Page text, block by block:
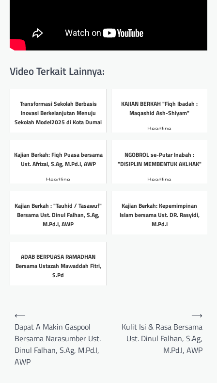
Video Terkait Lainnya:
Transformasi Sekolah Berbasis
Inovasi Berkelanjutan Menuju
Sekolah Model2025 di Kota Dumai
KAJIAN BERKAH "Fiqh Ibadah :
Maqashid Ash-Shiyam"
Headline
Kajian Berkah: Fiqh Puasa bersama
Ust. Afrizal, S.Ag, M.Pd.I, AWP
Headline
NGOBROL se-Putar Inabah :
"DISIPLIN MEMBENTUK AKLHAK"
Headline
Kajian Berkah : "Tauhid / Tasawuf"
Bersama Ust. Dinul Falhan, S.Ag,
M.Pd.I, AWP
Kajian Berkah: Kepemimpinan
Islam bersama Ust. DR. Rasyidi,
M.Pd.I
ADAB BERPUASA RAMADHAN
Bersama Ustazah Mawaddah Fitri,
S.Pd
Post
navigation
⟵
Dapat A Makin Gaspool
Bersama Narasumber Ust.
Dinul Falhan, S.Ag, M.Pd.I,
AWP
Kulit Isi & Rasa Bersama
Ust. Dinul Falhan, S.Ag,
M.Pd.I, AWP
⟶